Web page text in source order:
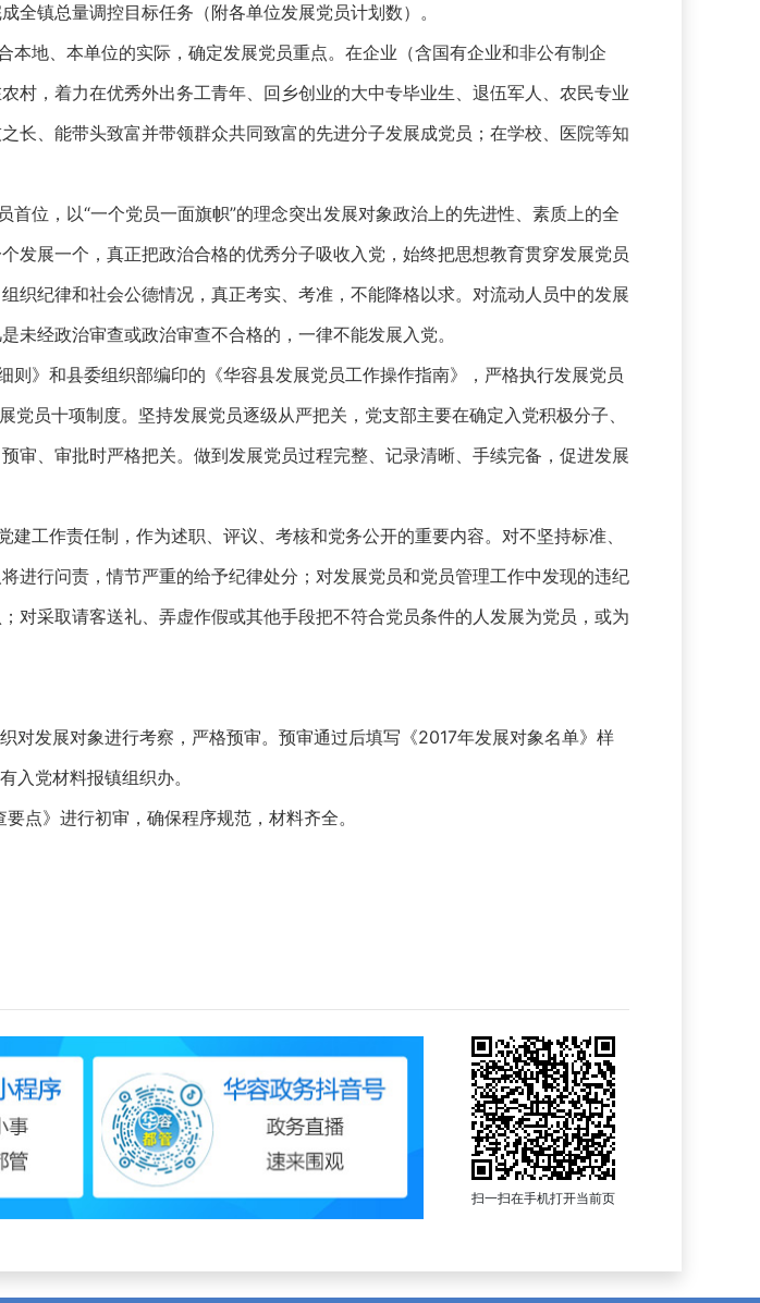
全镇总量调控目标任务（附各单位发展党员计划数）。
地、本单位的实际，确定发展党员重点。在企业（含国有企业和非公有制企
村，着力在优秀外出务工青年、回乡创业的大中专毕业生、退伍军人、农民专业
长、能带头致富并带领群众共同致富的先进分子发展成党员；在学校、医院等知
位，以“一个党员一面旗帜”的理念突出发展对象政治上的先进性、素质上的全
发展一个，真正把政治合格的优秀分子吸收入党，始终把思想教育贯穿发展党员
织纪律和社会公德情况，真正考实、考准，不能降格以求。对流动人员中的发展
经政治审查或政治审查不合格的，一律不能发展入党。
》和县委组织部编印的《华容县发展党员工作操作指南》，严格执行发展党员
员十项制度。坚持发展党员逐级从严把关，党支部主要在确定入党积极分子、
审、审批时严格把关。做到发展党员过程完整、记录清晰、手续完备，促进发展
工作责任制，作为述职、评议、考核和党务公开的重要内容。对不坚持标准、
进行问责，情节严重的给予纪律处分；对发展党员和党员管理工作中发现的违纪
对采取请客送礼、弄虚作假或其他手段把不符合党员条件的人发展为党员，或为
对发展对象进行考察，严格预审。预审通过后填写《2017年发展对象名单》样
入党材料报镇组织办。
点》进行初审，确保程序规范，材料齐全。
扫一扫在手机打开当前页